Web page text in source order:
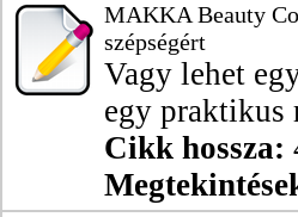
MAKKA Beauty
szépségért
Vagy lehet
egy praktikus
Cikk hossza: